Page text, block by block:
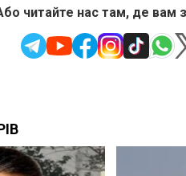
читайте нас там, де вам